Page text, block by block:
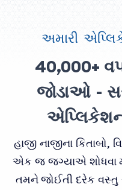
અમારી
40,000+
જોડાઓ -
એપ્લિકેશન
હાજી નાજીના
એક જ જગ્યાએ શોધવા
તમને જોઈતી દરેક વસ્તુ